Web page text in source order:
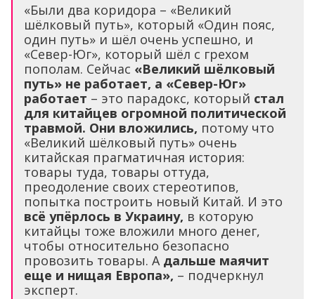
«Были два коридора – «Великий
шёлковый путь», который «Один пояс,
один путь» и шёл очень успешно, и
«Север-Юг», который шёл с грехом
пополам. Сейчас «Великий шёлковый
путь» не работает, а «Север-Юг»
работает – это парадокс, который стал
для китайцев огромной политической
травмой. Они вложились, потому что
«Великий шёлковый путь» очень
китайская прагматичная история:
товары туда, товары оттуда,
преодоление своих стереотипов,
попытка построить новый Китай. И это
всё упёрлось в Украину, в которую
китайцы тоже вложили много денег,
чтобы относительно безопасно
провозить товары. А дальше маячит
еще и нищая Европа», – подчеркнул
эксперт.